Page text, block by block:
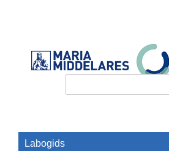
Labogids